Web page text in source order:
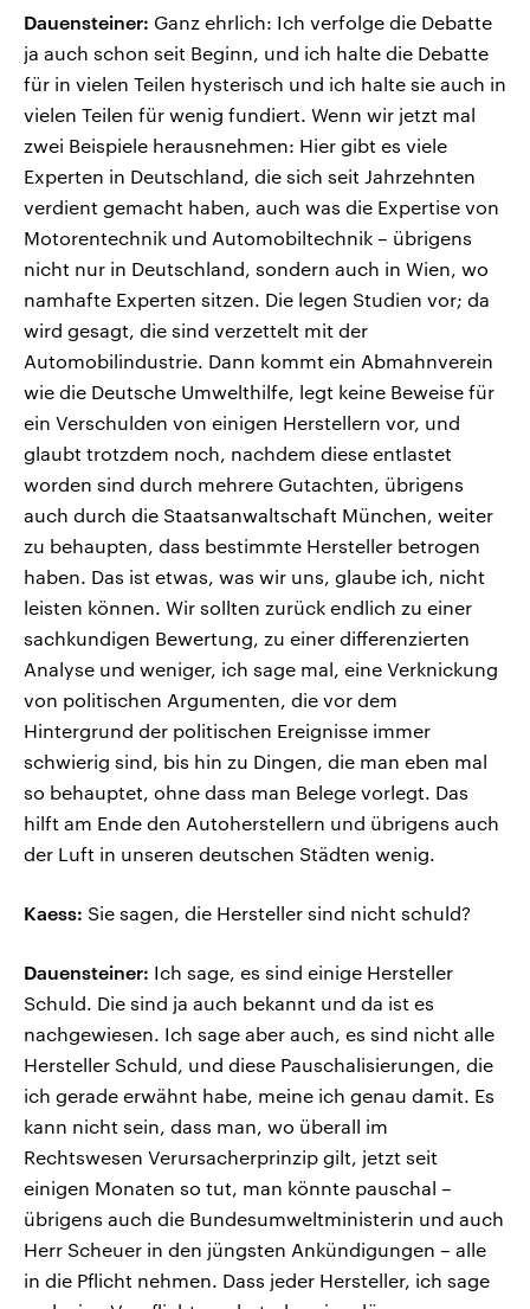
Dauensteiner: Ganz ehrlich: Ich verfolge die Debatte
ja auch schon seit Beginn, und ich halte die Debatte
für in vielen Teilen hysterisch und ich halte sie auch in
vielen Teilen für wenig fundiert. Wenn wir jetzt mal
zwei Beispiele herausnehmen: Hier gibt es viele
Experten in Deutschland, die sich seit Jahrzehnten
verdient gemacht haben, auch was die Expertise von
Motorentechnik und Automobiltechnik – übrigens
nicht nur in Deutschland, sondern auch in Wien, wo
namhafte Experten sitzen. Die legen Studien vor; da
wird gesagt, die sind verzettelt mit der
Automobilindustrie. Dann kommt ein Abmahnverein
wie die Deutsche Umwelthilfe, legt keine Beweise für
ein Verschulden von einigen Herstellern vor, und
glaubt trotzdem noch, nachdem diese entlastet
worden sind durch mehrere Gutachten, übrigens
auch durch die Staatsanwaltschaft München, weiter
zu behaupten, dass bestimmte Hersteller betrogen
haben. Das ist etwas, was wir uns, glaube ich, nicht
leisten können. Wir sollten zurück endlich zu einer
sachkundigen Bewertung, zu einer differenzierten
Analyse und weniger, ich sage mal, eine Verknickung
von politischen Argumenten, die vor dem
Hintergrund der politischen Ereignisse immer
schwierig sind, bis hin zu Dingen, die man eben mal
so behauptet, ohne dass man Belege vorlegt. Das
hilft am Ende den Autoherstellern und übrigens auch
der Luft in unseren deutschen Städten wenig.
Kaess: Sie sagen, die Hersteller sind nicht schuld?
Dauensteiner: Ich sage, es sind einige Hersteller
Schuld. Die sind ja auch bekannt und da ist es
nachgewiesen. Ich sage aber auch, es sind nicht alle
Hersteller Schuld, und diese Pauschalisierungen, die
ich gerade erwähnt habe, meine ich genau damit. Es
kann nicht sein, dass man, wo überall im
Rechtswesen Verursacherprinzip gilt, jetzt seit
einigen Monaten so tut, man könnte pauschal –
übrigens auch die Bundesumweltministerin und auch
Herr Scheuer in den jüngsten Ankündigungen – alle
in die Pflicht nehmen. Dass jeder Hersteller, ich sage